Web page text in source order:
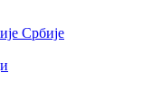
Србије